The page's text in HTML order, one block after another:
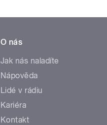
O nás
Jak nás naladíte
Nápověda
Lidé v rádiu
Kariéra
Kontakt